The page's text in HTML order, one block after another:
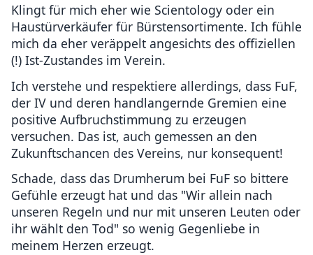
Klingt für mich eher wie Scientology oder ein
Haustürverkäufer für Bürstensortimente. Ich fühle
mich da eher veräppelt angesichts des offiziellen
(!) Ist-Zustandes im Verein.
Ich verstehe und respektiere allerdings, dass FuF,
der IV und deren handlangernde Gremien eine
positive Aufbruchstimmung zu erzeugen
versuchen. Das ist, auch gemessen an den
Zukunftschancen des Vereins, nur konsequent!
Schade, dass das Drumherum bei FuF so bittere
Gefühle erzeugt hat und das "Wir allein nach
unseren Regeln und nur mit unseren Leuten oder
ihr wählt den Tod" so wenig Gegenliebe in
meinem Herzen erzeugt.